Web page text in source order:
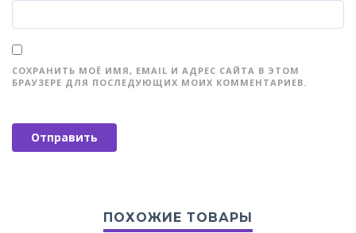
СОХРАНИТЬ МОЁ ИМЯ, EMAIL И АДРЕС САЙТА В ЭТОМ
БРАУЗЕРЕ ДЛЯ ПОСЛЕДУЮЩИХ МОИХ КОММЕНТАРИЕВ.
ПОХОЖИЕ ТОВАРЫ